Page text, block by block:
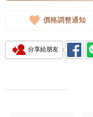
價格調整通知
分享給朋友